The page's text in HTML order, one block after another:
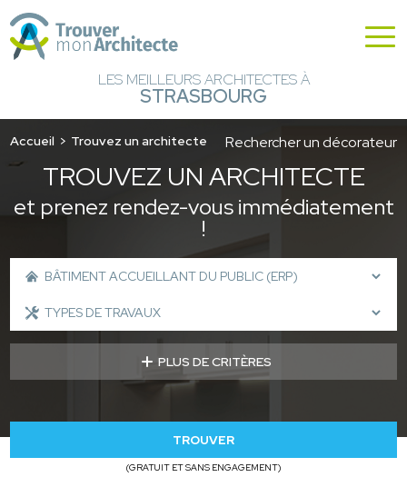
LES MEILLEURS ARCHITECTES À
STRASBOURG
Accueil Trouvez un architecte Rechercher un décorateur
TROUVEZ UN ARCHITECTE
et prenez rendez-vous immédiatement
!
PLUS DE CRITÈRES
TROUVER
(GRATUIT ET SANS ENGAGEMENT)